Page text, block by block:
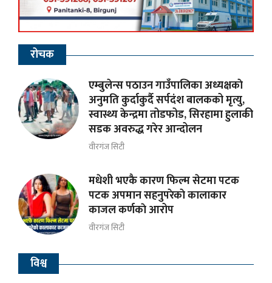
रोचक
एम्बुलेन्स पठाउन गाउँपालिका अध्यक्षकाे
अनुमति कुर्दाकुर्दै सर्पदंश बालकको मृत्यु,
स्वास्थ्य केन्द्रमा तोडफोड, सिरहामा हुलाकी
सडक अवरुद्ध गरेर आन्दोलन
वीरगंज सिटी
मधेशी भएकै कारण फिल्म सेटमा पटक
पटक अपमान सहनुपरेकाे कालाकार
काजल कर्णकाे आरोप
वीरगंज सिटी
विश्व